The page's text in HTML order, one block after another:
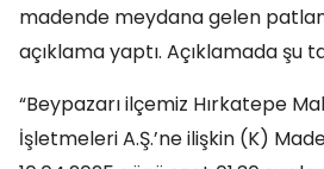
madende meydana gelen
açıklama yaptı. Açıklamada şu
“Beypazarı ilçemiz Hırkatepe
İşletmeleri A.Ş.’ne ilişkin (K)